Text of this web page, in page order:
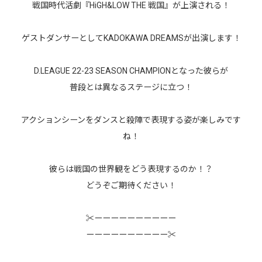
戦国時代活劇『HiGH&LOW THE 戦国』が上演される！
ゲストダンサーとしてKADOKAWA DREAMSが出演します！
D.LEAGUE 22-23 SEASON CHAMPIONとなった彼らが
普段とは異なるステージに立つ！
アクションシーンをダンスと殺陣で表現する姿が楽しみです
ね！
彼らは戦国の世界観をどう表現するのか！？
どうぞご期待ください！
✂︎ーーーーーーーーーー
ーーーーーーーーーー✂︎